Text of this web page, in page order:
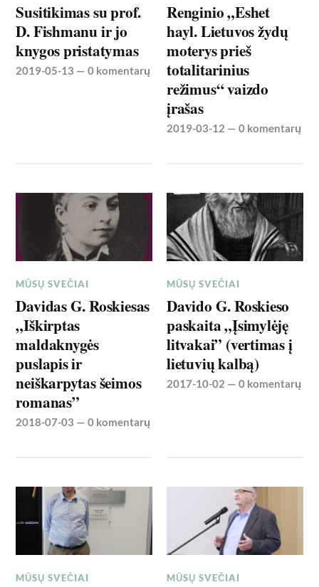
Susitikimas su prof.
D. Fishmanu ir jo
knygos pristatymas
2019-05-13 —0 komentarų
Renginio „Eshet
hayl. Lietuvos žydų
moterys prieš
totalitarinius
režimus“ vaizdo
įrašas
2019-03-12 —0 komentarų
MŪSŲ SVEČIAI
Davidas G. Roskiesas
„Iškirptas
maldaknygės
puslapis ir
neiškarpytas šeimos
romanas”
2018-07-03 —0 komentarų
MŪSŲ SVEČIAI
Davido G. Roskieso
paskaita „Įsimylėję
litvakai” (vertimas į
lietuvių kalbą)
2017-10-02 —0 komentarų
MŪSŲ SVEČIAI MŪSŲ SVEČIAI